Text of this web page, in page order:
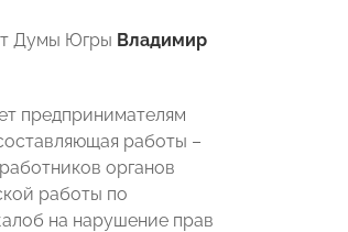
Думы Югры Владимир
предпринимателям
работы –
органов
работы по
на нарушение прав